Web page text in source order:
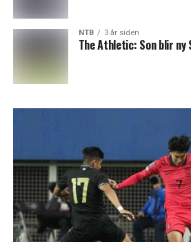
NTB 3 år siden
The Athletic: Son blir